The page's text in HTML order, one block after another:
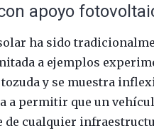
apoyo
ha sido
a ejemplos
y se muestra
a permitir que un
de cualquier